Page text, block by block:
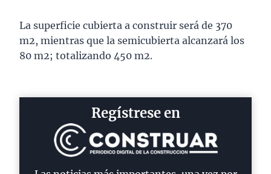
La superficie cubierta a construir será de 370
m2, mientras que la semicubierta alcanzará los
80 m2; totalizando 450 m2.
Regístrese en